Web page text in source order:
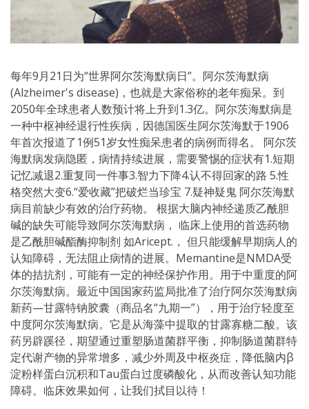
每年9月21日为“世界阿尔茨海默病日”。阿尔茨海默病
(Alzheimer's disease)，也就是大家俗称的老年痴呆。到
2050年全球患者人数预计将上升到1.3亿。阿尔茨海默病是
一种中枢神经退行性疾病，因德国医生阿尔茨海默于1906
年首次报道了1例51岁女性痴呆患者的病例而得名。 阿尔茨
海默病发病隐匿，病情持续进展，需要警惕的症状有1.短期
记忆减退2.重复同一件事3.智力下降4.认不得回家的路 5.性
格突然大变6.“爱收藏”把破烂当珍宝 7.疑神疑鬼 阿尔茨海默
病目前缺少有效的治疗药物。 根据大脑内神经递质乙酰胆
碱的缺失可能导致阿尔茨海默病， 临床上使用的首选药物
是乙酰胆碱酯酶抑制剂 如Aricept.， 但只能缓解早期病人的
认知障碍，无法阻止病情的进展。Memantine是NMDA受
体的拮抗剂，可能有一定的神经保护作用。用于中重度的阿
尔茨海默病。最近中国国家药监局批准了治疗阿尔茨海默病
新药—甘露特钠胶囊（商品名“九期一”），用于治疗轻度至
中度阿尔茨海默病。它是从海藻中提取的甘露寡糖二酸。该
药另辟蹊径，期望通过重塑肠道菌群平衡，抑制肠道菌群特
定代谢产物的异常增多，减少外周及中枢炎症，降低脑内β
淀粉样蛋白沉积和Tau蛋白过度磷酸化，从而改善认知功能
障碍。临床效果如何，让我们拭目以待！